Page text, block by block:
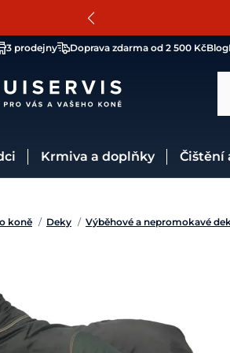
3 prodejny Doprava zdarma od 2 500 KčBlog
Krmiva a doplňky
koně / Deky / Výběhové a nepromokavé